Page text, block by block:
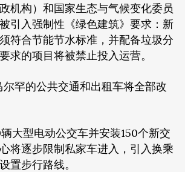
机构）和国家生态与气候变化委员
引入强制性《绿色建筑》要求：新
符合节能节水标准，并配备垃圾分
求的项目将被禁止投入运营。
罕的公共交通和出租车将全部改
大型电动公交车并安装150个新交
将逐步限制私家车进入，引入换乘
置步行路线。